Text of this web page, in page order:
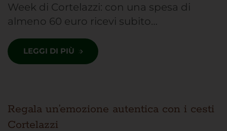
Week di Cortelazzi: con una spesa di
almeno 60 euro ricevi subito…
LEGGI DI PIÙ
Regala un’emozione autentica con i cesti
Cortelazzi